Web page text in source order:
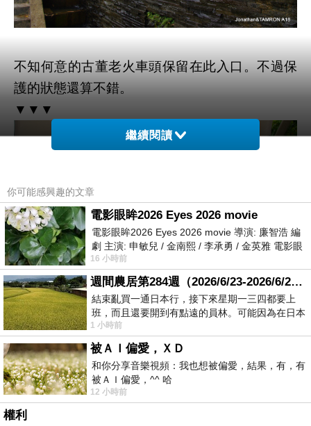
不知何意的古董老火車頭保留在此入口。不過保
護的狀態還算不錯。
▼▼▼
繼續閱讀
你可能感興趣的文章
電影眼眸2026 Eyes 2026 movie
電影眼眸2026 Eyes 2026 movie 導演: 廉智浩 編
劇 主演: 申敏兒 / 金南熙 / 李承勇 / 金英雅 電影眼
眸2026描述攝影師徐珍因遺
16 小時前
週間農居第284週（2026/6/23-2026/6/24) 夏至 金黃稻浪洋溢豐收喜悅
結束亂買一通日本行，接下來星期一三四都要上
班，而且還要開到有點遠的員林。可能因為在日本
花不少錢，星期一出門上班時，心裡沒有一
1 小時前
被ＡＩ偏愛，ＸＤ
和你分享音樂視頻：我也想被偏愛，結果，有，有
被ＡＩ偏愛，^^ 哈
12 小時前
權利